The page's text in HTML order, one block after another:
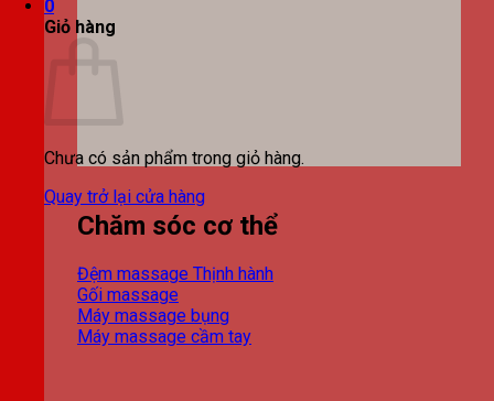
0
Giỏ hàng
Chưa có sản phẩm trong giỏ hàng.
Quay trở lại cửa hàng
Chăm sóc cơ thể
Đệm massage
Gối massage
Máy massage bụng
Máy massage cầm tay